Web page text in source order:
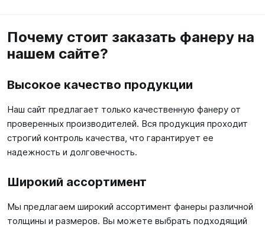
Почему стоит заказать фанеру на
нашем сайте?
Высокое качество продукции
Наш сайт предлагает только качественную фанеру от
проверенных производителей. Вся продукция проходит
строгий контроль качества, что гарантирует ее
надежность и долговечность.
Широкий ассортимент
Мы предлагаем широкий ассортимент фанеры различной
толщины и размеров. Вы можете выбрать подходящий